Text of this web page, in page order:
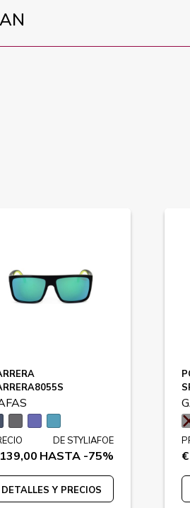
DE STYLIAFOE
HASTA -75%
DETALLES Y PRECIOS